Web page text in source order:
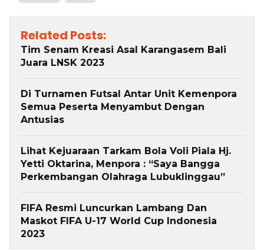
Related Posts:
Tim Senam Kreasi Asal Karangasem Bali
Juara LNSK 2023
Di Turnamen Futsal Antar Unit Kemenpora
Semua Peserta Menyambut Dengan
Antusias
Lihat Kejuaraan Tarkam Bola Voli Piala Hj.
Yetti Oktarina, Menpora : “Saya Bangga
Perkembangan Olahraga Lubuklinggau”
FIFA Resmi Luncurkan Lambang Dan
Maskot FIFA U-17 World Cup Indonesia
2023